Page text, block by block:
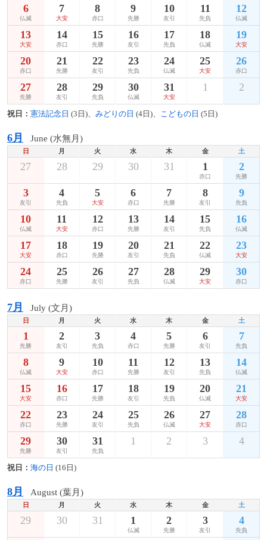
6
仏滅
7
大安
8
赤口
9
先勝
10
友引
11
先負
12
仏滅
13
大安
14
赤口
15
先勝
16
友引
17
先負
18
仏滅
19
大安
20
赤口
21
先勝
22
友引
23
先負
24
仏滅
25
大安
26
赤口
27
先勝
28
友引
29
先負
30
仏滅
31
大安
1 2
祝日： 憲法記念日 (3日)、 みどりの日 (4日)、 こどもの日 (5日)
6月 June (水無月)
日 月 火 水 木 金 土
27 28 29 30 31 1
赤口
2
先勝
3
友引
4
先負
5
大安
6
赤口
7
先勝
8
友引
9
先負
10
仏滅
11
大安
12
赤口
13
先勝
14
友引
15
先負
16
仏滅
17
大安
18
赤口
19
先勝
20
友引
21
先負
22
仏滅
23
大安
24
赤口
25
先勝
26
友引
27
先負
28
仏滅
29
大安
30
赤口
7月 July (文月)
日 月 火 水 木 金 土
1
先勝
2
友引
3
先負
4
赤口
5
先勝
6
友引
7
先負
8
仏滅
9
大安
10
赤口
11
先勝
12
友引
13
先負
14
仏滅
15
大安
16
赤口
17
先勝
18
友引
19
先負
20
仏滅
21
大安
22
赤口
23
先勝
24
友引
25
先負
26
仏滅
27
大安
28
赤口
29
先勝
30
友引
31
先負
1 2 3 4
祝日： 海の日 (16日)
8月 August (葉月)
日 月 火 水 木 金 土
29 30 31 1
仏滅
2
先勝
3
友引
4
先負